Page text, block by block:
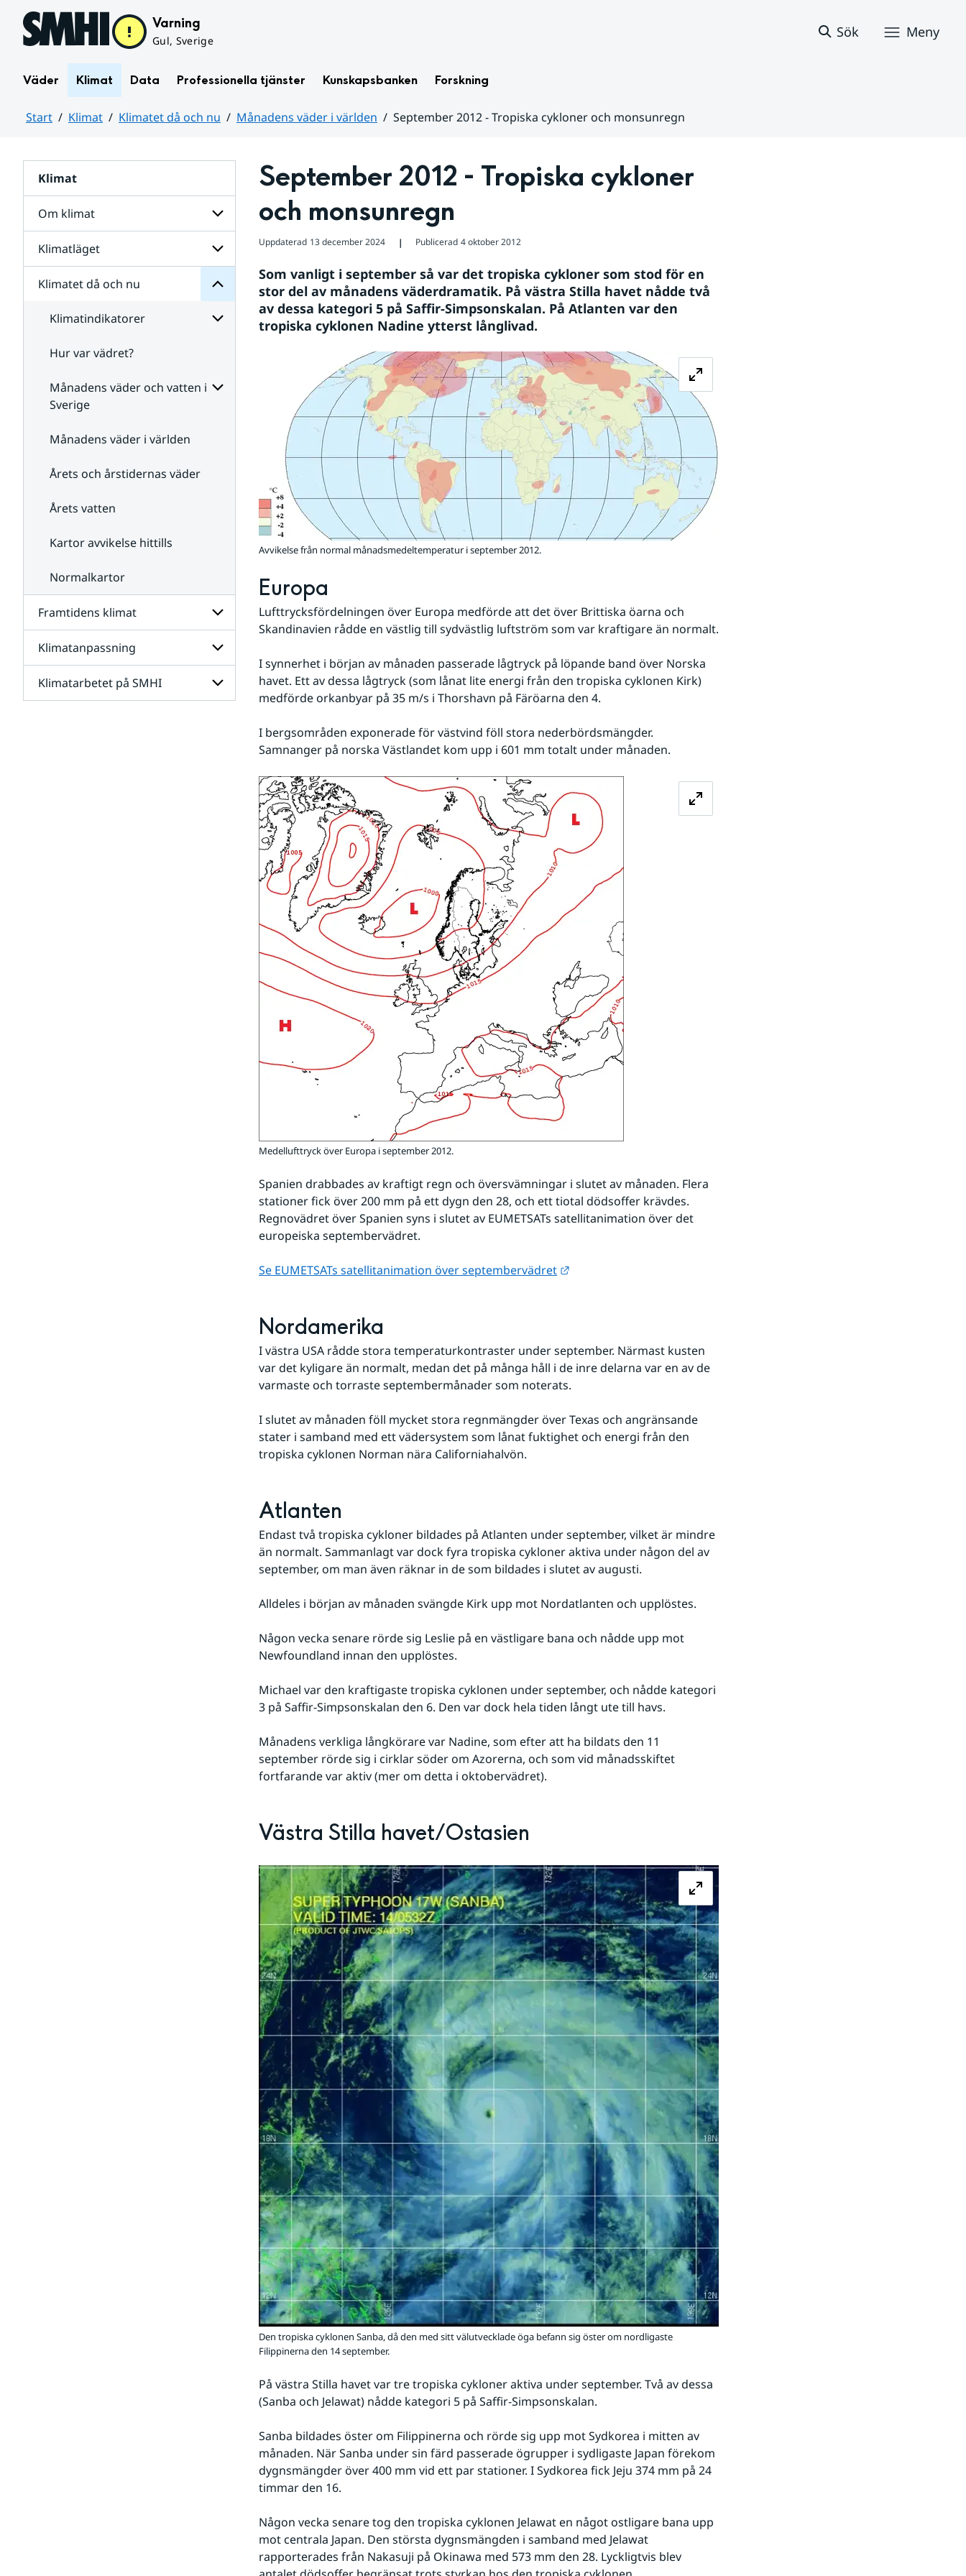
Hoppa till sidans innehåll Varning
Gul, Sverige
Sök Meny
Väder Klimat Data Professionella tjänster Kunskapsbanken Forskning
Start Klimat Klimatet då och nu Månadens väder i världen
September 2012 - Tropiska cykloner och monsunregn
Klimat
Om klimat
Undersidor
för
Om
klimat
Klimatläget
Undersidor
Klimatläget
Klimatet då och nu
Undersidor
för
Klimatet
då
och
Klimatindikatorer
Klimatindikatorer
Hur var vädret?
Månadens väder och vatten i
Sverige
Månadens väder i världen
Årets och årstidernas väder
Årets vatten
Kartor avvikelse hittills
Normalkartor
Framtidens klimat
Undersidor
för
Framtidens
klimat
Klimatanpassning
Undersidor
för
Klimatarbetet på SMHI
Klimatarbetet
September 2012 - Tropiska cykloner
och monsunregn
Uppdaterad 13 december 2024 ❘ Publicerad 4 oktober 2012
Som vanligt i september så var det tropiska cykloner som stod för en
stor del av månadens väderdramatik. På västra Stilla havet nådde två
av dessa kategori 5 på Saffir-Simpsonskalan. På Atlanten var den
tropiska cyklonen Nadine ytterst långlivad.
Avvikelse från normal månadsmedeltemperatur i september 2012.
Europa
Lufttrycksfördelningen över Europa medförde att det över Brittiska öarna och
Skandinavien rådde en västlig till sydvästlig luftström som var kraftigare än normalt.
I synnerhet i början av månaden passerade lågtryck på löpande band över Norska
havet. Ett av dessa lågtryck (som lånat lite energi från den tropiska cyklonen Kirk)
medförde orkanbyar på 35 m/s i Thorshavn på Färöarna den 4.
I bergsområden exponerade för västvind föll stora nederbördsmängder.
Samnanger på norska Västlandet kom upp i 601 mm totalt under månaden.
Förstora bilden
Medellufttryck över Europa i september 2012.
Spanien drabbades av kraftigt regn och översvämningar i slutet av månaden. Flera
stationer fick över 200 mm på ett dygn den 28, och ett tiotal dödsoffer krävdes.
Regnovädret över Spanien syns i slutet av EUMETSATs satellitanimation över det
europeiska septembervädret.
Se EUMETSATs satellitanimation över septembervädret Länk till annan webbplats.
Nordamerika
I västra USA rådde stora temperaturkontraster under september. Närmast kusten
var det kyligare än normalt, medan det på många håll i de inre delarna var en av de
varmaste och torraste septembermånader som noterats.
I slutet av månaden föll mycket stora regnmängder över Texas och angränsande
stater i samband med ett vädersystem som lånat fuktighet och energi från den
tropiska cyklonen Norman nära Californiahalvön.
Atlanten
Endast två tropiska cykloner bildades på Atlanten under september, vilket är mindre
än normalt. Sammanlagt var dock fyra tropiska cykloner aktiva under någon del av
september, om man även räknar in de som bildades i slutet av augusti.
Alldeles i början av månaden svängde Kirk upp mot Nordatlanten och upplöstes.
Någon vecka senare rörde sig Leslie på en västligare bana och nådde upp mot
Newfoundland innan den upplöstes.
Michael var den kraftigaste tropiska cyklonen under september, och nådde kategori
3 på Saffir-Simpsonskalan den 6. Den var dock hela tiden långt ute till havs.
Månadens verkliga långkörare var Nadine, som efter att ha bildats den 11
september rörde sig i cirklar söder om Azorerna, och som vid månadsskiftet
fortfarande var aktiv (mer om detta i oktobervädret).
Västra Stilla havet/Ostasien
Förstora bilden
Den tropiska cyklonen Sanba, då den med sitt välutvecklade öga befann sig öster om nordligaste
Filippinerna den 14 september.
På västra Stilla havet var tre tropiska cykloner aktiva under september. Två av dessa
(Sanba och Jelawat) nådde kategori 5 på Saffir-Simpsonskalan.
Sanba bildades öster om Filippinerna och rörde sig upp mot Sydkorea i mitten av
månaden. När Sanba under sin färd passerade ögrupper i sydligaste Japan förekom
dygnsmängder över 400 mm vid ett par stationer. I Sydkorea fick Jeju 374 mm på 24
timmar den 16.
Någon vecka senare tog den tropiska cyklonen Jelawat en något ostligare bana upp
mot centrala Japan. Den största dygnsmängden i samband med Jelawat
rapporterades från Nakasuji på Okinawa med 573 mm den 28. Lyckligtvis blev